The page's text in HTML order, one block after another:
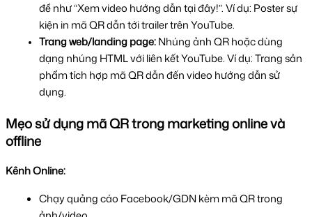
đề như “Xem video hướng dẫn tại đây!”. Ví dụ: Poster sự
kiện in mã QR dẫn tới trailer trên YouTube.
Trang web/landing page: Nhúng ảnh QR hoặc dùng
dạng nhúng HTML với liên kết YouTube. Ví dụ: Trang sản
phẩm tích hợp mã QR dẫn đến video hướng dẫn sử
dụng.
Mẹo sử dụng mã QR trong marketing online và
offline
Kênh Online:
Chạy quảng cáo Facebook/GDN kèm mã QR trong